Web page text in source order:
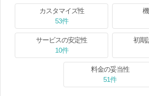
カスタマイズ性
53件
サービスの安定性
10件
初期
料金の妥当性
51件